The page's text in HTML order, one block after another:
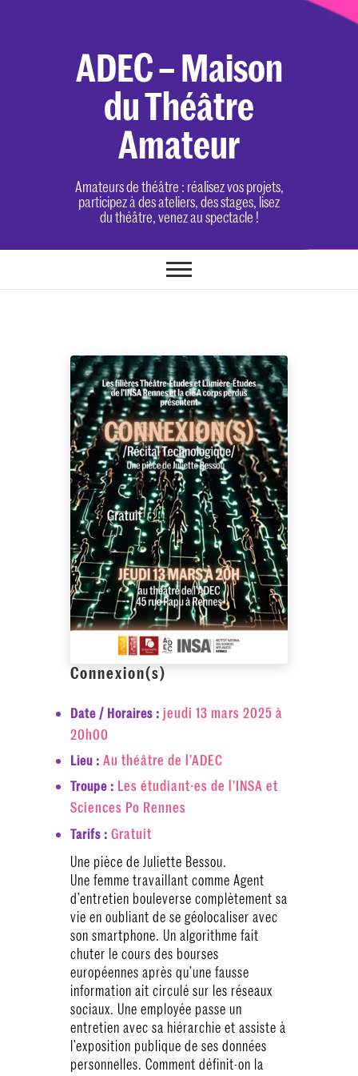
ADEC – Maison
du Théâtre
Amateur
Amateurs de théâtre : réalisez vos projets,
participez à des ateliers, des stages, lisez
du théâtre, venez au spectacle !
Connexion(s)
Date / Horaires : jeudi 13 mars 2025 à
20h00
Lieu : Au théâtre de l’ADEC
Troupe : Les étudiant·es de l'INSA et
Sciences Po Rennes
Tarifs : Gratuit
Une pièce de Juliette Bessou.
Une femme travaillant comme Agent
d’entretien bouleverse complètement sa
vie en oubliant de se géolocaliser avec
son smartphone. Un algorithme fait
chuter le cours des bourses
européennes après qu’une fausse
information ait circulé sur les réseaux
sociaux. Une employée passe un
entretien avec sa hiérarchie et assiste à
l’exposition publique de ses données
personnelles. Comment définit-on la